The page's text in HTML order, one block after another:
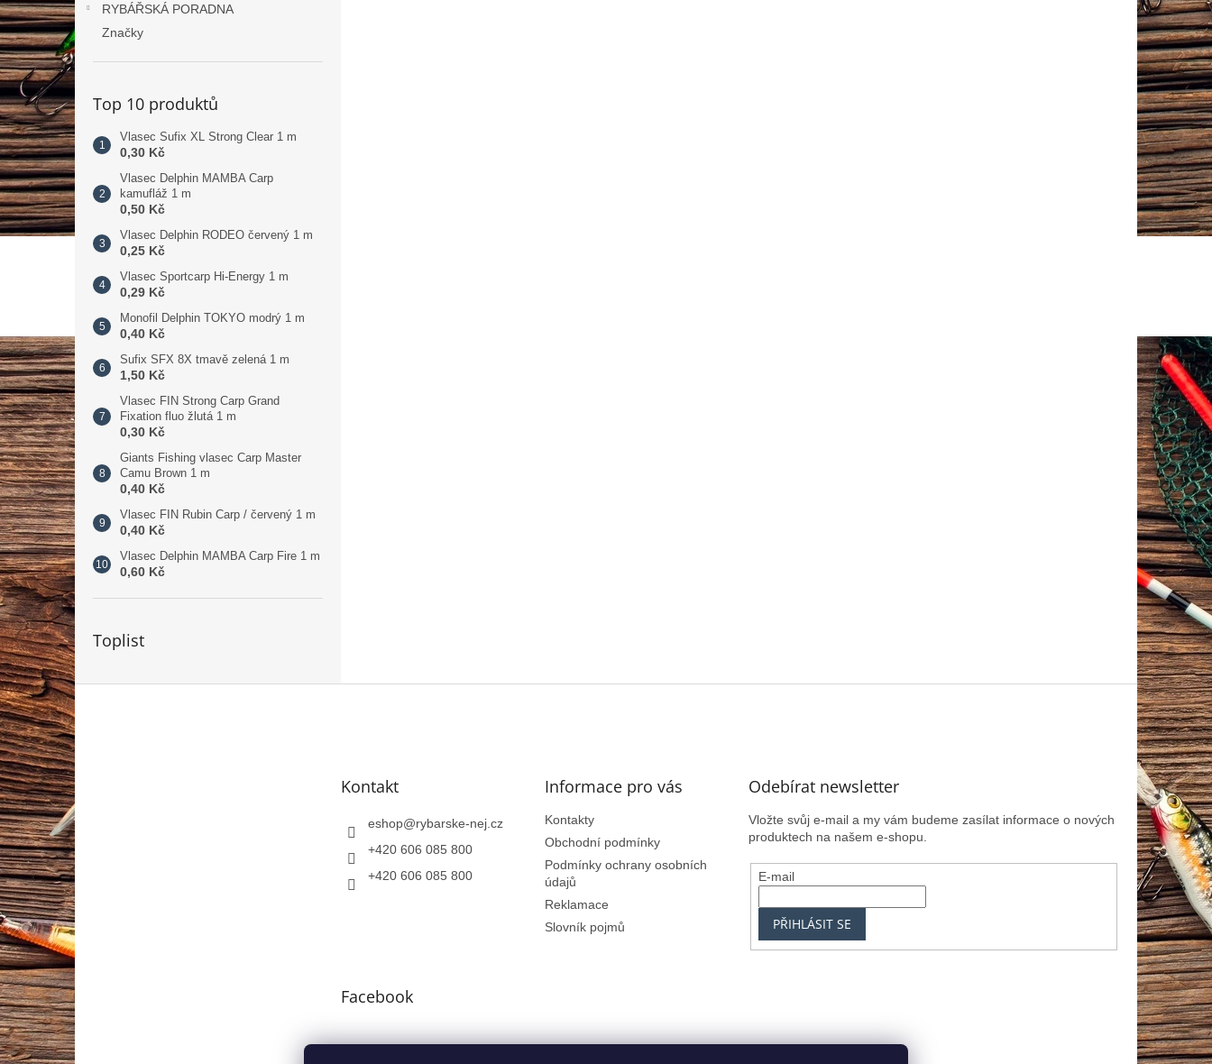
RYBÁŘSKÁ PORADNA
Značky
Top 10 produktů
Vlasec Sufix XL Strong Clear 1 m
0,30 Kč
Vlasec Delphin MAMBA Carp
kamufláž 1 m
0,50 Kč
Vlasec Delphin RODEO červený 1 m
0,25 Kč
Vlasec Sportcarp Hi-Energy 1 m
0,29 Kč
Monofil Delphin TOKYO modrý 1 m
0,40 Kč
Sufix SFX 8X tmavě zelená 1 m
1,50 Kč
Vlasec FIN Strong Carp Grand
Fixation fluo žlutá 1 m
0,30 Kč
Giants Fishing vlasec Carp Master
Camu Brown 1 m
0,40 Kč
Vlasec FIN Rubin Carp / červený 1 m
0,40 Kč
Vlasec Delphin MAMBA Carp Fire 1 m
0,60 Kč
Toplist
Z
á
p
a
t
í
Kontakt
eshop@rybarske-nej.cz
+420 606 085 800
+420 606 085 800
Informace pro vás
Kontakty
Obchodní podmínky
Podmínky ochrany osobních
údajů
Reklamace
Slovník pojmů
Odebírat newsletter
Vložte svůj e-mail a my vám budeme zasílat informace o nových
produktech na našem e-shopu.
E-mail
PŘIHLÁSIT SE
Facebook